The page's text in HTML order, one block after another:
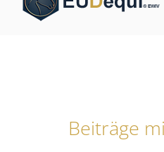
Beiträge